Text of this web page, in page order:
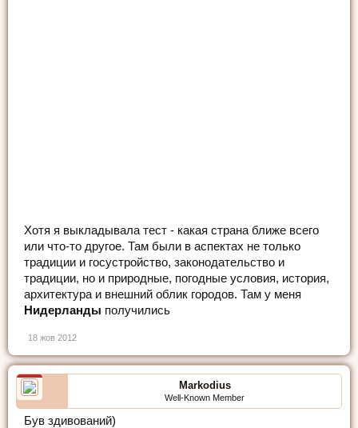
Хотя я выкладывала тест - какая страна ближе всего
или что-то другое. Там были в аспектах не только
традиции и госустройство, законодательство и
традиции, но и природные, погодные условия, история,
архитектура и внешний облик городов. Там у меня
Нидерланды получились
18 жов 2012
Markodius
Well-Known Member
Був здивований)